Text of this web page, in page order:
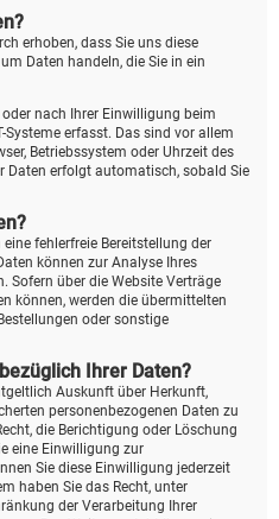
erhoben, dass Sie uns diese
Daten handeln, die Sie in ein
nach Ihrer Einwilligung beim
Systeme erfasst. Das sind vor allem
Betriebssystem oder Uhrzeit des
Daten erfolgt automatisch, sobald Sie
fehlerfreie Bereitstellung der
können zur Analyse Ihres
Sofern über die Website Verträge
können, werden die übermittelten
oder sonstige
Ihrer Daten?
Auskunft über Herkunft,
personenbezogenen Daten zu
die Berichtigung oder Löschung
eine Einwilligung zur
Sie diese Einwilligung jederzeit
haben Sie das Recht, unter
der Verarbeitung Ihrer